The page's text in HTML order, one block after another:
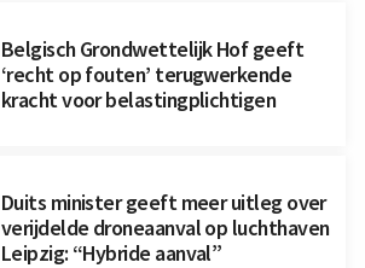
Belgisch Grondwettelijk Hof geeft
‘recht op fouten’ terugwerkende
kracht voor belastingplichtigen
Duits minister geeft meer uitleg over
verijdelde droneaanval op luchthaven
Leipzig: “Hybride aanval”